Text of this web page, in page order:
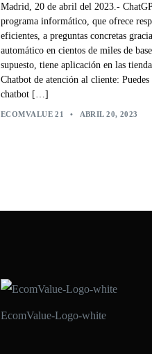
Madrid, 20 de abril del 2023.-
programa informático, que ofrece
eficientes, a preguntas concretas
automático en cientos de miles de
supuesto, tiene aplicación en las
Chatbot de atención al cliente:
chatbot […]
ECOMVALUE 21 • ABRIL 20, 2023
EcomValue-Logo-white